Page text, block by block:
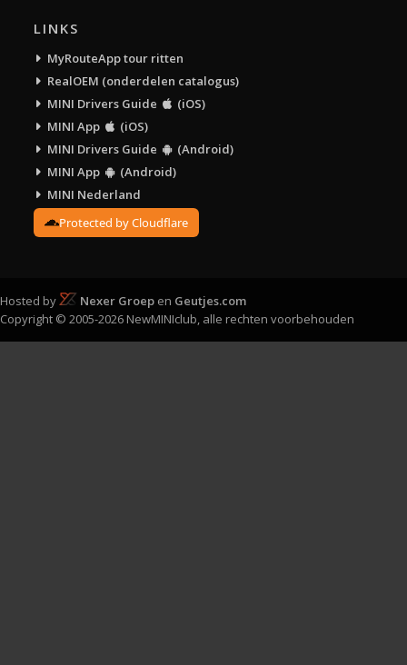
LINKS
MyRouteApp tour ritten
RealOEM (onderdelen catalogus)
MINI Drivers Guide
(iOS)
MINI App
(iOS)
MINI Drivers Guide
(Android)
MINI App
(Android)
MINI Nederland
Protected by Cloudflare
Hosted by Nexer Groep en Geutjes.com
Copyright © 2005-2026 NewMINIclub, alle rechten voorbehouden